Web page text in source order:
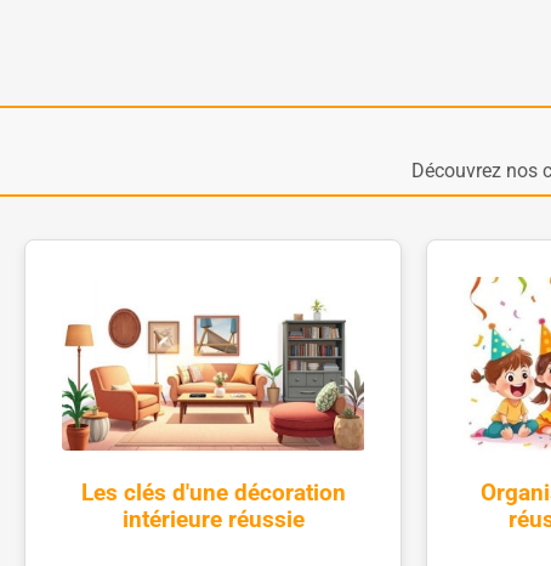
Découvrez nos
Les clés d'une décoration
intérieure réussie